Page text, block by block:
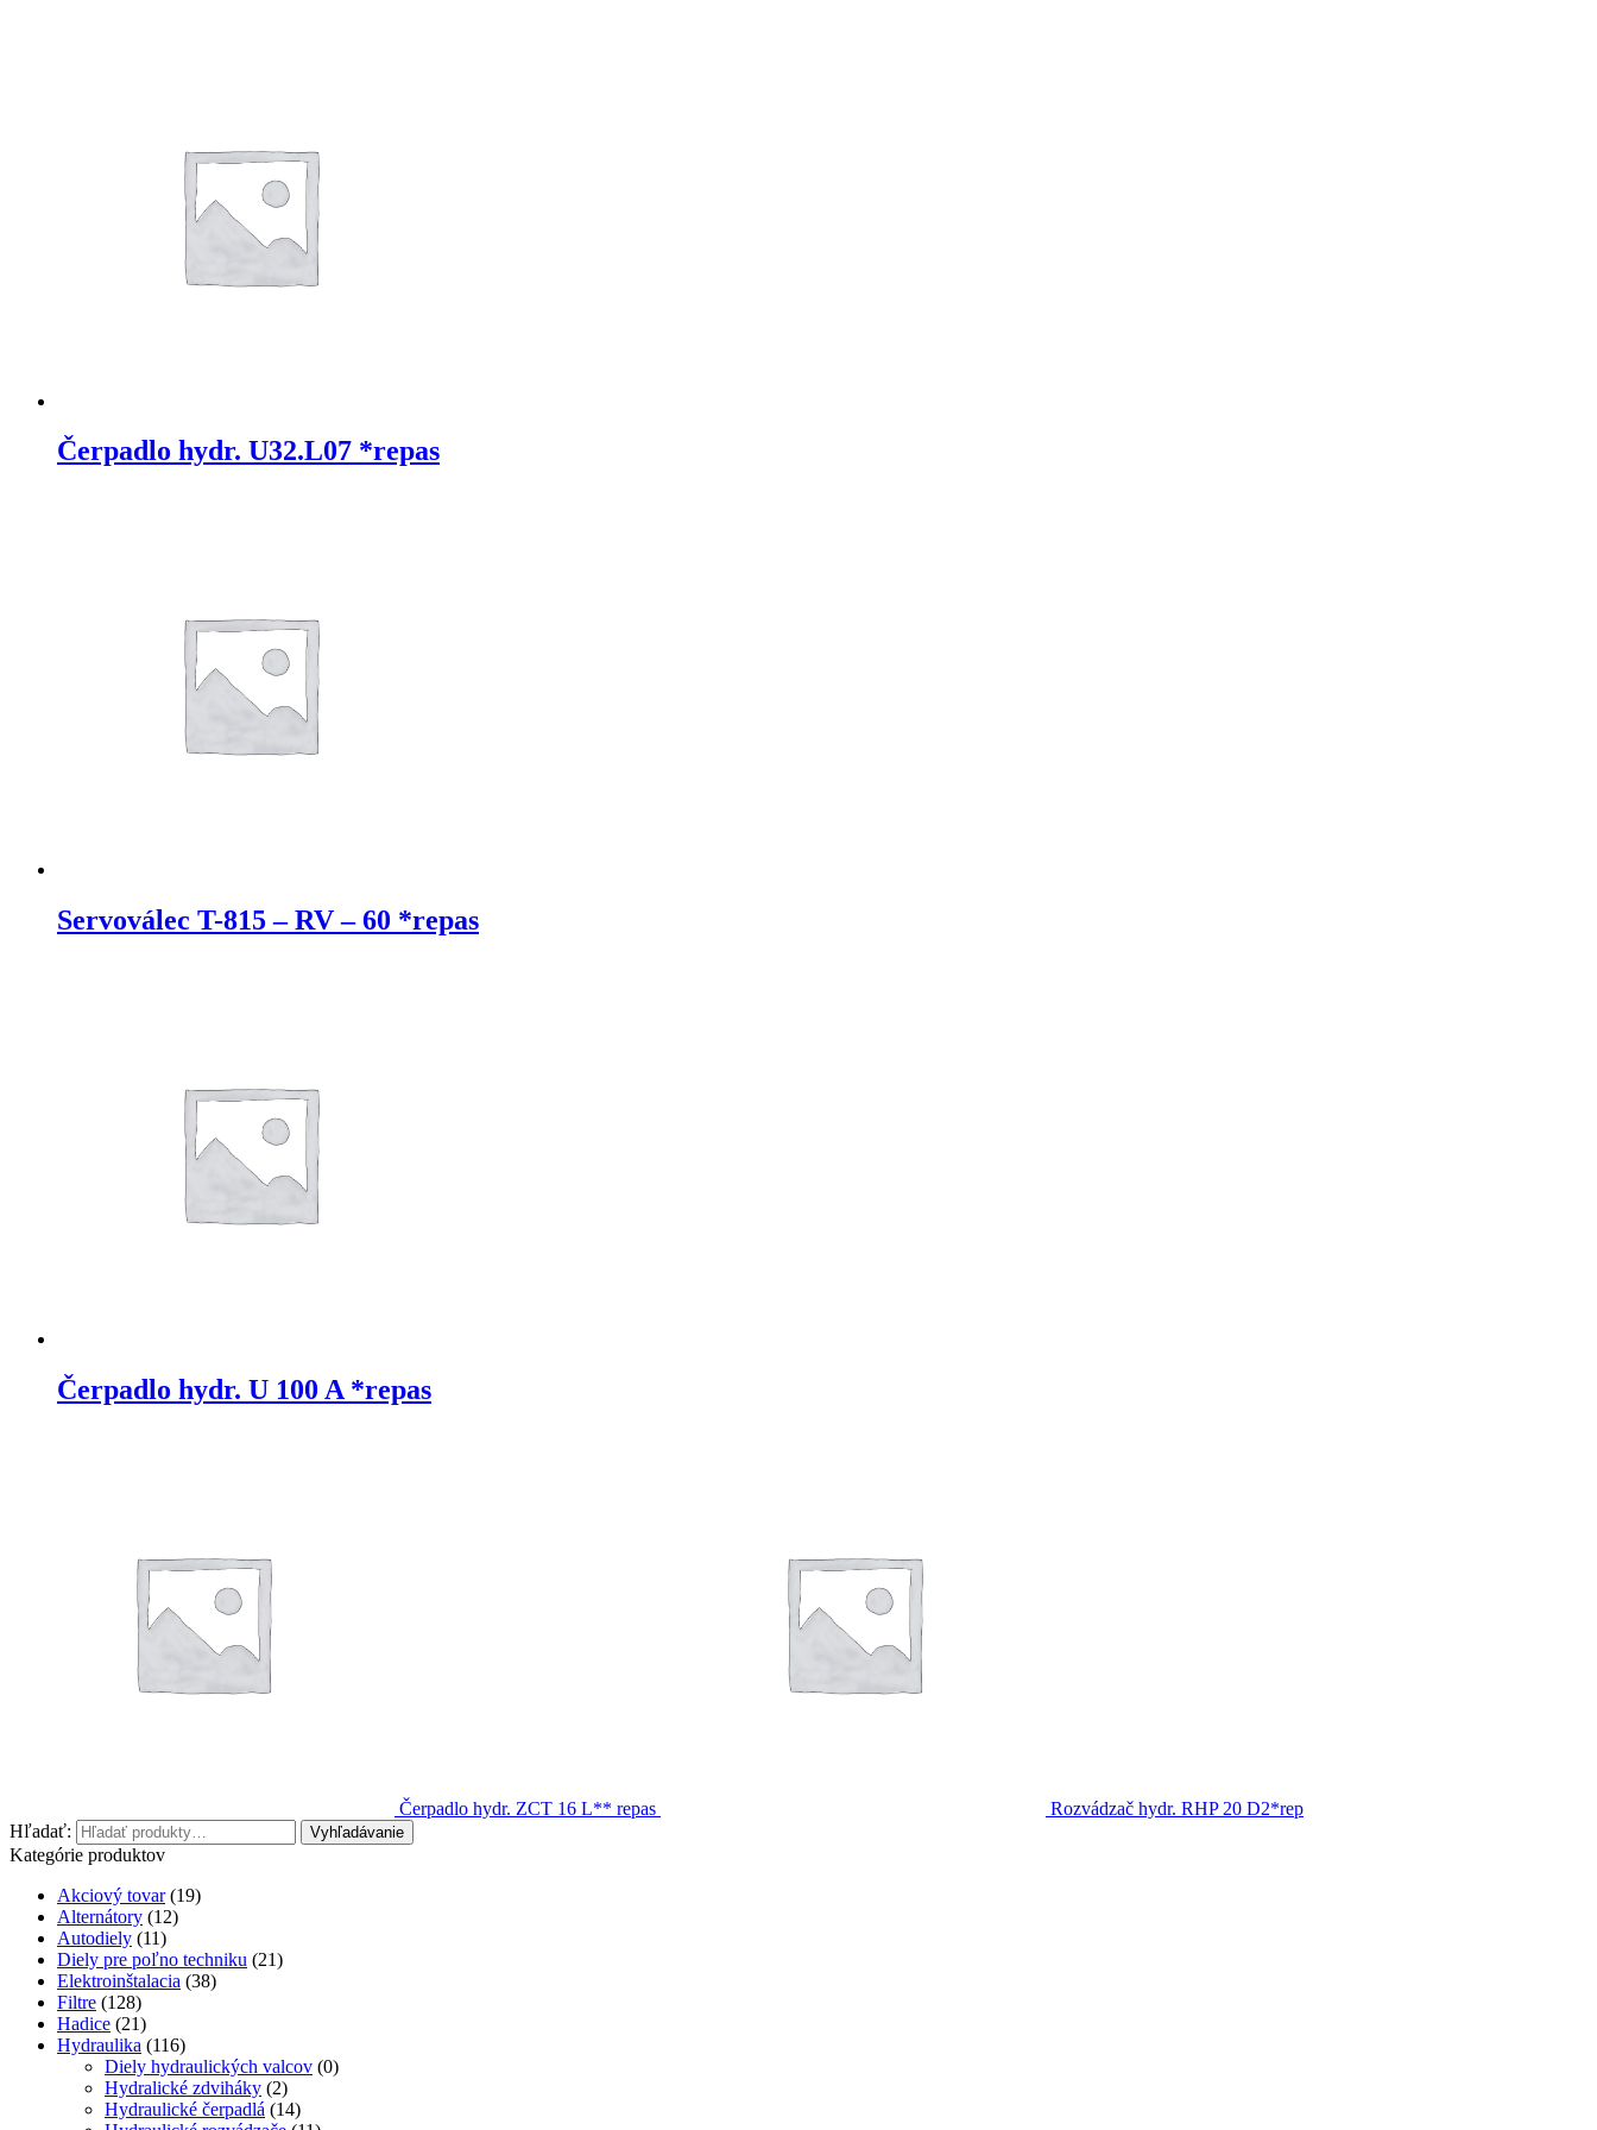
Čerpadlo hydr. U32.L07 *repas
Servoválec T-815 – RV – 60 *repas
Čerpadlo hydr. U 100 A *repas
Čerpadlo hydr. ZCT 16 L** repas
Rozvádzač hydr. RHP 20 D2*rep
Hľadať:
Vyhľadávanie
Kategórie produktov
Akciový tovar (19)
Alternátory (12)
Autodiely (11)
Diely pre poľno techniku (21)
Elektroinštalacia (38)
Filtre (128)
Hadice (21)
Hydraulika (116)
Diely hydraulických valcov (0)
Hydralické zdviháky (2)
Hydraulické čerpadlá (14)